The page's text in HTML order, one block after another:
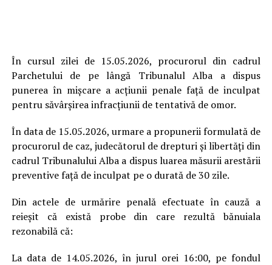
În cursul zilei de 15.05.2026, procurorul din cadrul
Parchetului de pe lângă Tribunalul Alba a dispus
punerea în mișcare a acțiunii penale față de inculpat
pentru săvârșirea infracțiunii de tentativă de omor.
În data de 15.05.2026, urmare a propunerii formulată de
procurorul de caz, judecătorul de drepturi și libertăți din
cadrul Tribunalului Alba a dispus luarea măsurii arestării
preventive faţă de inculpat pe o durată de 30 zile.
Din actele de urmărire penală efectuate în cauză a
reieşit că există probe din care rezultă bănuiala
rezonabilă că:
La data de 14.05.2026, în jurul orei 16:00, pe fondul